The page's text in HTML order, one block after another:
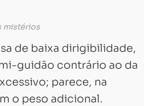
mistérios
de baixa dirigibilidade,
guidão contrário ao da
parece, na
o peso adicional.